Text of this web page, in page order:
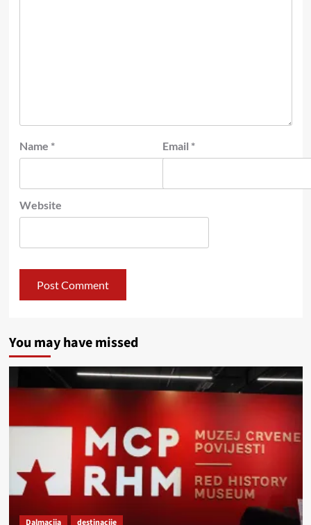
Name * Email *
Website
You may have missed